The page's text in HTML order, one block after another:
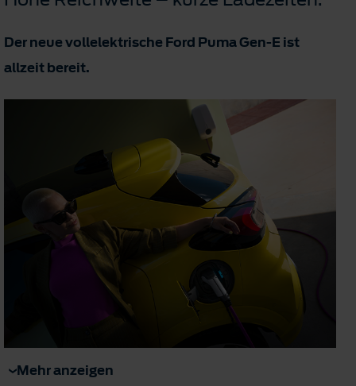
Der neue vollelektrische Ford Puma Gen-E ist
allzeit bereit.
Mehr anzeigen